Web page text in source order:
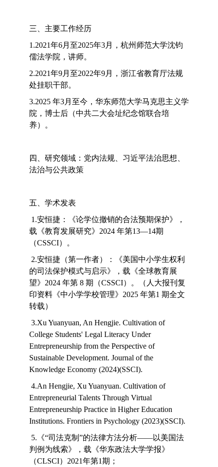
三、主要工作经历
1.2021年6月至2025年3月，杭州师范大学沈钧
儒法学院，讲师。
2.2021年9月至2022年9月，浙江省教育厅法规
处挂职干部。
3.2025 年3月至今，华东师范大学马克思主义学
院，博士后（中共二大会址纪念馆联合培
养）。
四、研究领域：党内法规、习近平法治思想、
法治与公共政策
五、学术发表
1.安恒捷：《论学位撤销的合法预期保护》，
载《教育发展研究》2024 年第13—14期
（CSSCI）。
2.安恒捷（第一作者）：《美国中小学生权利
的司法保护模式与启示》，载《全球教育展
望》2024 年第 8 期（CSSCI）。（人大报刊复
印资料《中小学学校管理》2025 年第1 期全文
转载）
3.Xu Yuanyuan, An Hengjie. Cultivation of
College Students' Legal Literacy Under
Entrepreneurship from the Perspective of
Sustainable Development. Journal of the
Knowledge Economy (2024)(SSCI).
4.An Hengjie, Xu Yuanyuan. Cultivation of
Entrepreneurial Talents Through Virtual
Entrepreneurship Practice in Higher Education
Institutions. Frontiers in Psychology (2023)(SSCI).
5.《“司法克制”的法律方法分析——以美国法
判例为线索》，载《华东政法大学学报》
（CLSCI）2021年第1期；